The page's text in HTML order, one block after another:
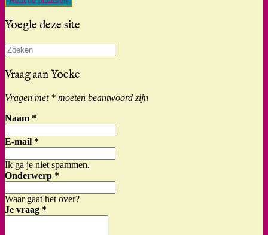
Yoegle deze site
Zoeken
naar:
Vraag aan Yoeke
Vragen met * moeten beantwoord zijn
Naam *
E-mail *
Ik ga je niet spammen.
Onderwerp *
Waar gaat het over?
Je vraag *